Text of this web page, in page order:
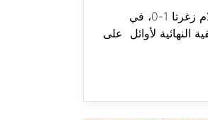
فوز طرابلس على السلام زغرتا 1-0، في
النهائية لأوائل على